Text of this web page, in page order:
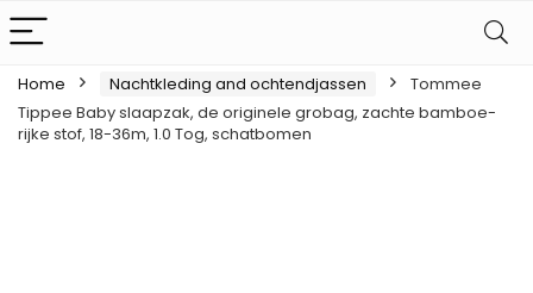
Home Nachtkleding and ochtendjassen
Tommee
Tippee Baby slaapzak, de originele grobag, zachte bamboe-
rijke stof, 18-36m, 1.0 Tog, schatbomen